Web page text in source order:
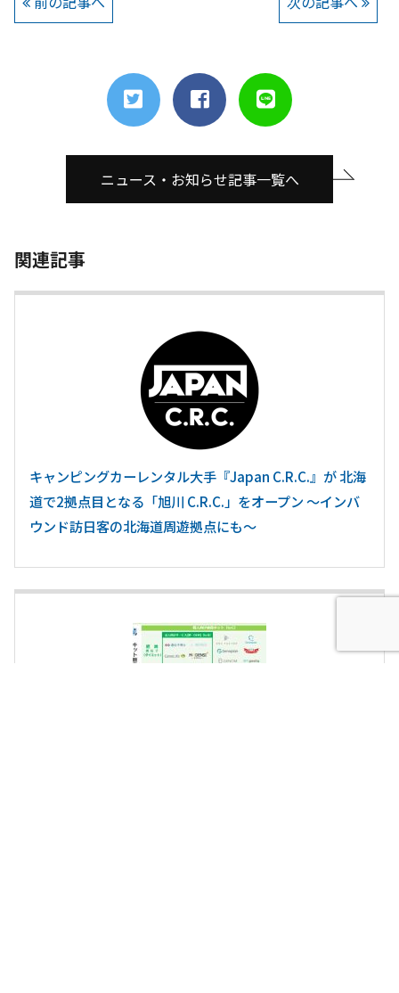
ニュース・お知らせ記事一覧へ
関連記事
キャンピングカーレンタル大手『Japan C.R.C.』が 北海
道で2拠点目となる「旭川 C.R.C.」をオープン ～インバ
ウンド訪日客の北海道周遊拠点にも～